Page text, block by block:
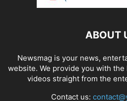
ABOUT
Newsmag is your news,
website. We provide you with
videos straight from the
Contact us: